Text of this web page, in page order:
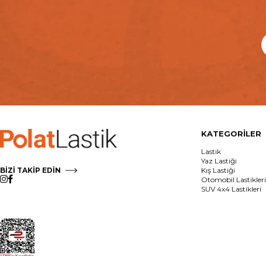
BİZİ TAKİP EDİN
KATEGORİLER
Lastik
Yaz Lastiği
Kış Lastiği
Otomobil Lastikleri
SUV 4x4 Lastikleri